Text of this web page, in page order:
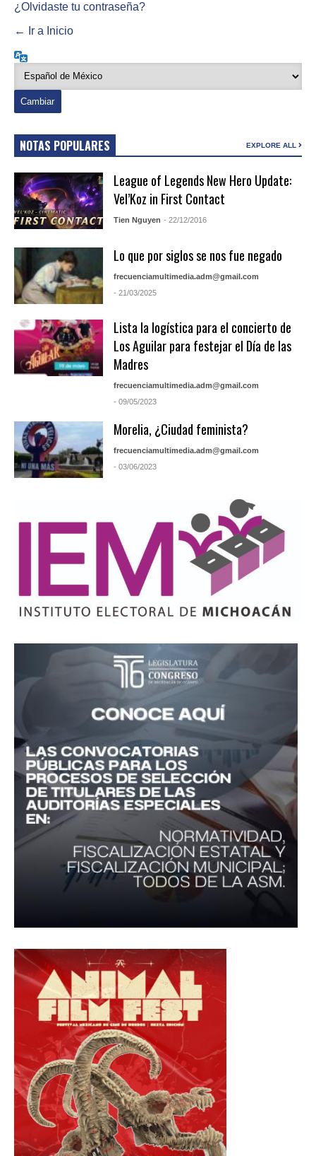
¿Olvidaste tu contraseña?
← Ir a Inicio
NOTAS POPULARES EXPLORE ALL
League of Legends New Hero Update:
Vel’Koz in First Contact
Tien Nguyen - 22/12/2016
Lo que por siglos se nos fue negado
frecuenciamultimedia.adm@gmail.com
- 21/03/2025
Lista la logística para el concierto de
Los Aguilar para festejar el Día de las
Madres
frecuenciamultimedia.adm@gmail.com
- 09/05/2023
Morelia, ¿Ciudad feminista?
frecuenciamultimedia.adm@gmail.com
- 03/06/2023